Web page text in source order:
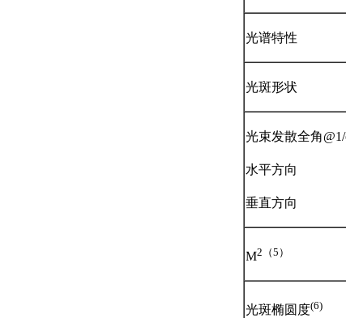
光谱特性
光斑形状
光束发散全角@1/
水平方向
垂直方向
M2（5）
光斑椭圆度(6)